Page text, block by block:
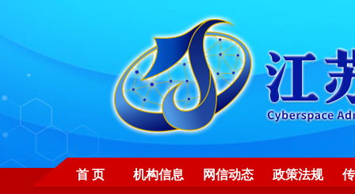
首 页 机构信息 网信动态 政策法规